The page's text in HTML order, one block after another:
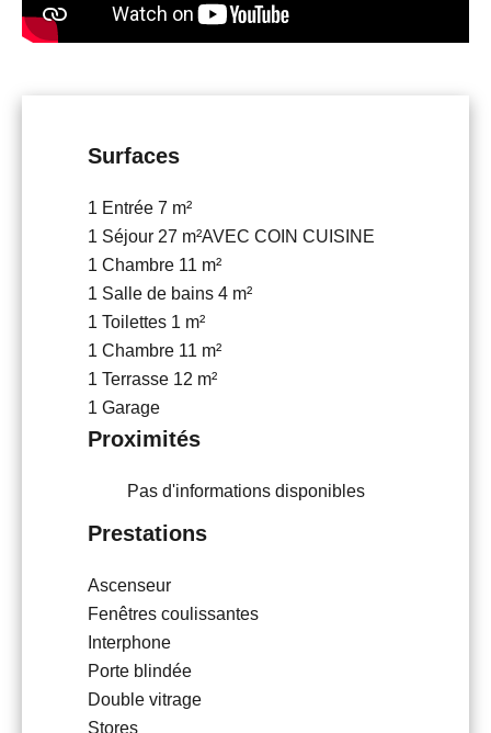
Surfaces
1 Entrée 7 m²
1 Séjour 27 m²AVEC COIN CUISINE
1 Chambre 11 m²
1 Salle de bains 4 m²
1 Toilettes 1 m²
1 Chambre 11 m²
1 Terrasse 12 m²
1 Garage
Proximités
Pas d'informations disponibles
Prestations
Ascenseur
Fenêtres coulissantes
Interphone
Porte blindée
Double vitrage
Stores